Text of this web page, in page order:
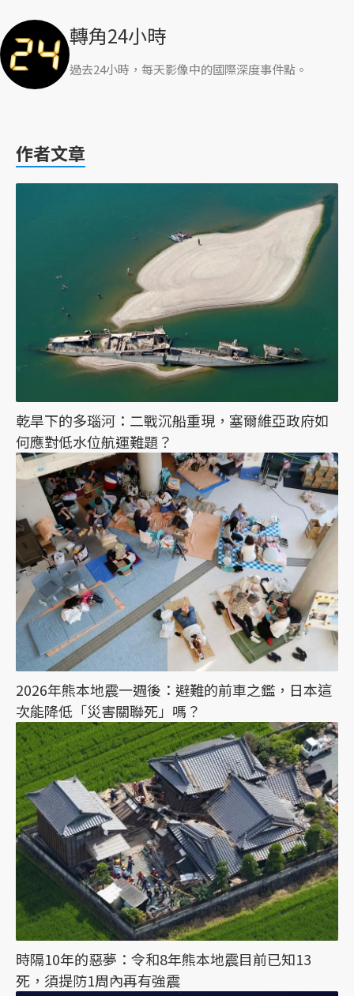
轉角24小時
過去24小時，每天影像中的國際深度事件點。
作者文章
乾旱下的多瑙河：二戰沉船重現，塞爾維亞政府如
何應對低水位航運難題？
2026年熊本地震一週後：避難的前車之鑑，日本這
次能降低「災害關聯死」嗎？
時隔10年的惡夢：令和8年熊本地震目前已知13
死，須提防1周內再有強震